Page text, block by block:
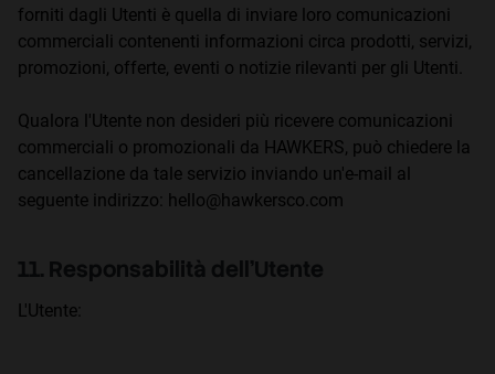
forniti dagli Utenti è quella di inviare loro comunicazioni
commerciali contenenti informazioni circa prodotti, servizi,
promozioni, offerte, eventi o notizie rilevanti per gli Utenti.
Qualora l'Utente non desideri più ricevere comunicazioni
commerciali o promozionali da HAWKERS, può chiedere la
cancellazione da tale servizio inviando un'e-mail al
seguente indirizzo: hello@hawkersco.com
11. Responsabilità dell'Utente
L'Utente: